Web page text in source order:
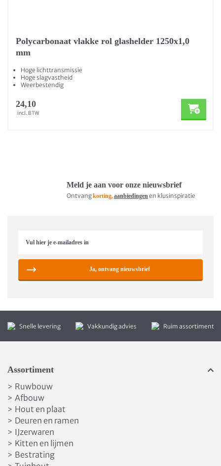
Polycarbonaat vlakke rol glashelder 1250x1,0
mm
Hoge lichttransmissie
Hoge slagvastheid
Weerbestendig
24,10
incl. BTW
Meld je aan voor onze nieuwsbrief
Ontvangkorting,aanbiedingenen klusinspiratie
Ja, ontvang nieuwsbrief
Snelle levering Vakkundig advies Ruim assortiment
Assortiment
> Ruwbouw
> Afbouw
> Hout en plaat
> Deuren en ramen
> IJzerwaren
> Kitten en lijmen
> Bestrating